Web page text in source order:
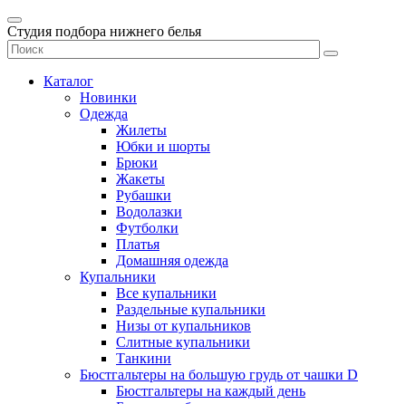
Студия подбора нижнего белья
Каталог
Новинки
Одежда
Жилеты
Юбки и шорты
Брюки
Жакеты
Рубашки
Водолазки
Футболки
Платья
Домашняя одежда
Купальники
Все купальники
Раздельные купальники
Низы от купальников
Слитные купальники
Танкини
Бюстгальтеры на большую грудь от чашки D
Бюстгальтеры на каждый день